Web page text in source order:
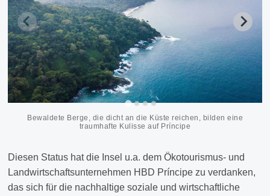
Bewaldete Berge, die dicht an die Küste reichen, bilden eine
traumhafte Kulisse auf Príncipe
Diesen Status hat die Insel u.a. dem Ökotourismus- und
Landwirtschaftsunternehmen HBD Príncipe zu verdanken,
das sich für die nachhaltige soziale und wirtschaftliche